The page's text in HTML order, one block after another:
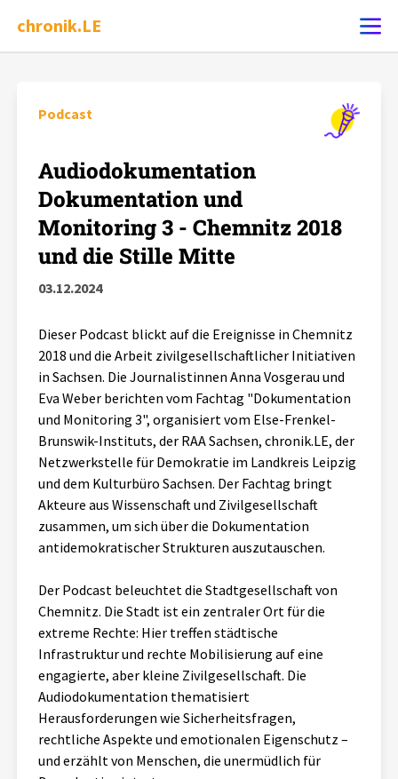
chronik.LE
Chronik
Dossiers
Leipziger Zustände
Phänomene
Aktuelles
Alle Beiträge
Veranstaltungen
Pressemitteilungen
Über uns
Projektbeschreibung
Kontakt
Unterstützer_innen
Spenden
chronik.LE in der Presse
Podcast
Audiodokumentation
Dokumentation und
Monitoring 3 - Chemnitz 2018
und die Stille Mitte
03.12.2024
Dieser Podcast blickt auf die Ereignisse in Chemnitz
2018 und die Arbeit zivilgesellschaftlicher Initiativen
in Sachsen. Die Journalistinnen Anna Vosgerau und
Eva Weber berichten vom Fachtag "Dokumentation
und Monitoring 3", organisiert vom Else-Frenkel-
Brunswik-Instituts, der RAA Sachsen, chronik.LE, der
Netzwerkstelle für Demokratie im Landkreis Leipzig
und dem Kulturbüro Sachsen. Der Fachtag bringt
Akteure aus Wissenschaft und Zivilgesellschaft
zusammen, um sich über die Dokumentation
antidemokratischer Strukturen auszutauschen.
Der Podcast beleuchtet die Stadtgesellschaft von
Chemnitz. Die Stadt ist ein zentraler Ort für die
extreme Rechte: Hier treffen städtische
Infrastruktur und rechte Mobilisierung auf eine
engagierte, aber kleine Zivilgesellschaft. Die
Audiodokumentation thematisiert
Herausforderungen wie Sicherheitsfragen,
rechtliche Aspekte und emotionalen Eigenschutz –
und erzählt von Menschen, die unermüdlich für